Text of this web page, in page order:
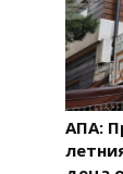
АПА: